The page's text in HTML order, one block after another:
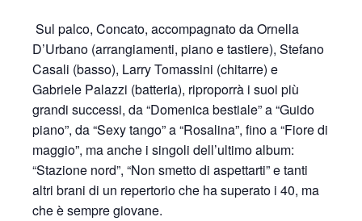
Sul palco, Concato, accompagnato da Ornella
D’Urbano (arrangiamenti, piano e tastiere), Stefano
Casali (basso), Larry Tomassini (chitarre) e
Gabriele Palazzi (batteria), riproporrà i suoi più
grandi successi, da “Domenica bestiale” a “Guido
piano”, da “Sexy tango” a “Rosalina”, fino a “Fiore di
maggio”, ma anche i singoli dell’ultimo album:
“Stazione nord”, “Non smetto di aspettarti” e tanti
altri brani di un repertorio che ha superato i 40, ma
che è sempre giovane.